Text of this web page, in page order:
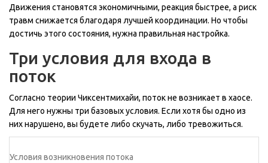
Движения становятся экономичными, реакция быстрее, а риск
травм снижается благодаря лучшей координации. Но чтобы
достичь этого состояния, нужна правильная настройка.
Три условия для входа в
поток
Согласно теории Чиксентмихайи, поток не возникает в хаосе.
Для него нужны три базовых условия. Если хотя бы одно из
них нарушено, вы будете либо скучать, либо тревожиться.
Условия возникновения потока